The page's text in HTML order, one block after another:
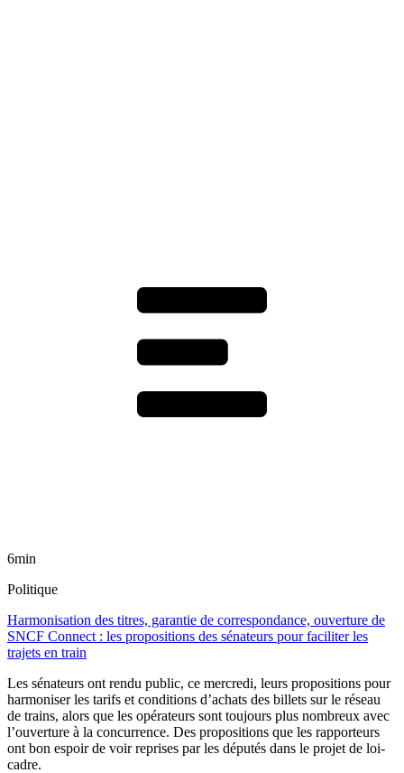
6min
Politique
Harmonisation des titres, garantie de correspondance, ouverture de
SNCF Connect : les propositions des sénateurs pour faciliter les
trajets en train
Les sénateurs ont rendu public, ce mercredi, leurs propositions pour
harmoniser les tarifs et conditions d’achats des billets sur le réseau
de trains, alors que les opérateurs sont toujours plus nombreux avec
l’ouverture à la concurrence. Des propositions que les rapporteurs
ont bon espoir de voir reprises par les députés dans le projet de loi-
cadre.